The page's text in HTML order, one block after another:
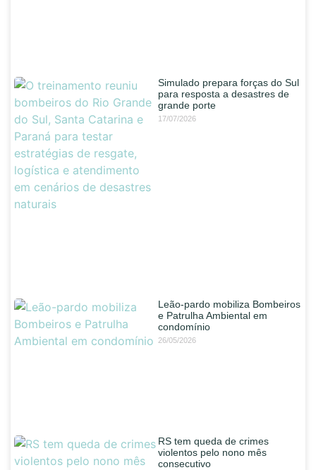
Simulado prepara forças do Sul
para resposta a desastres de
grande porte
17/07/2026
Leão-pardo mobiliza Bombeiros
e Patrulha Ambiental em
condomínio
26/05/2026
RS tem queda de crimes
violentos pelo nono mês
consecutivo